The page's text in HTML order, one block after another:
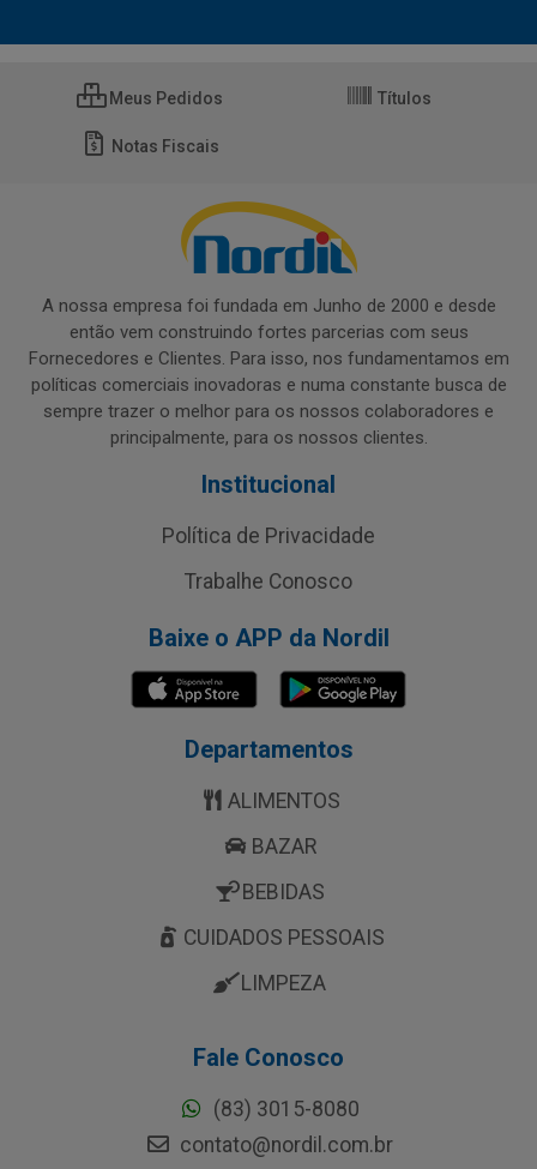
Meus Pedidos Títulos
Notas Fiscais
A nossa empresa foi fundada em Junho de 2000 e desde
então vem construindo fortes parcerias com seus
Fornecedores e Clientes. Para isso, nos fundamentamos em
políticas comerciais inovadoras e numa constante busca de
sempre trazer o melhor para os nossos colaboradores e
principalmente, para os nossos clientes.
Institucional
Política de Privacidade
Trabalhe Conosco
Baixe o APP da Nordil
Departamentos
ALIMENTOS
BAZAR
BEBIDAS
CUIDADOS PESSOAIS
LIMPEZA
Fale Conosco
(83) 3015-8080
contato@nordil.com.br